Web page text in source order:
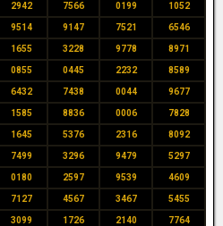
2942 7566 0199 1052
9514 9147 7521 6546
1655 3228 9778 8971
0855 0445 2232 8589
6432 7438 0044 9677
1585 8836 0006 7828
1645 5376 2316 8092
7499 3296 9479 5297
0180 2597 9539 4609
7127 4567 3467 5455
3099 1726 2140 7764